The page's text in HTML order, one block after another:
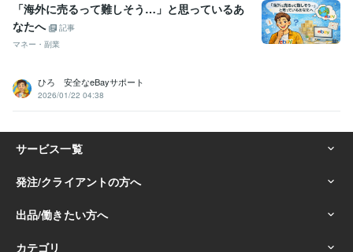
「海外に売るって難しそう…」と思っているあ
なたへ
記事
マネー・副業
ひろ 安全なeBayサポート
2026/01/22 04:38